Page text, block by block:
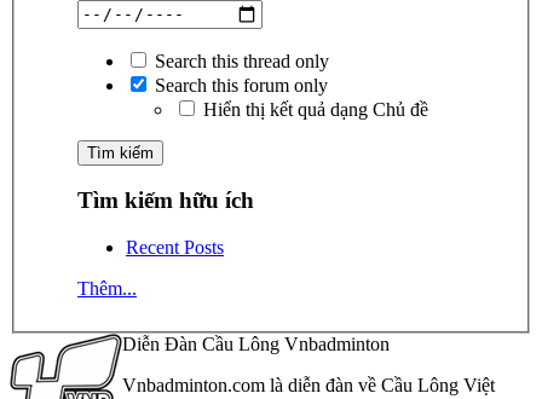
Search this thread only
Search this forum only
Hiển thị kết quả dạng Chủ đề
Tìm kiếm hữu ích
Recent Posts
Thêm...
Diễn Đàn Cầu Lông Vnbadminton
Vnbadminton.com là diễn đàn về Cầu Lông Việt